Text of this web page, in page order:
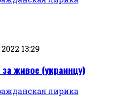
13:29
живое (украинцу)
лирика